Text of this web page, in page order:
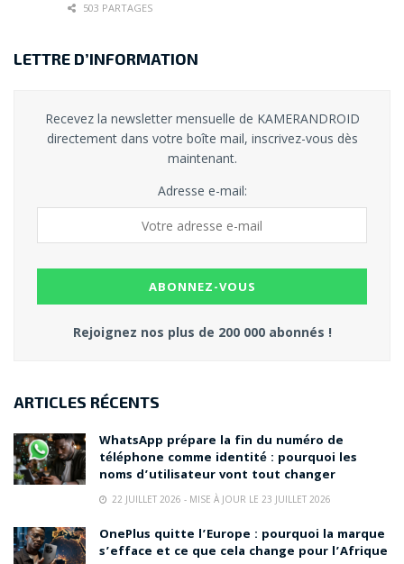
503 PARTAGES
LETTRE D’INFORMATION
Recevez la newsletter mensuelle de KAMERANDROID
directement dans votre boîte mail, inscrivez-vous dès
maintenant.
Adresse e-mail:
Rejoignez nos plus de 200 000 abonnés !
ARTICLES RÉCENTS
WhatsApp prépare la fin du numéro de
téléphone comme identité : pourquoi les
noms d’utilisateur vont tout changer
22 JUILLET 2026 - MISE À JOUR LE 23 JUILLET 2026
OnePlus quitte l’Europe : pourquoi la marque
s’efface et ce que cela change pour l’Afrique